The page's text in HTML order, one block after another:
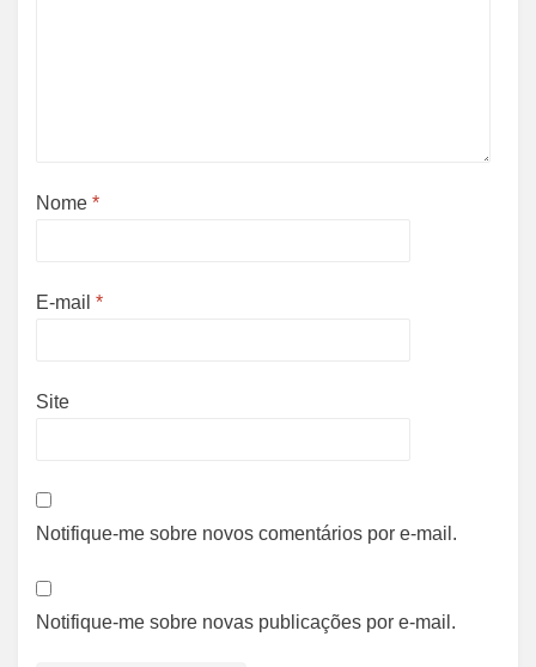
Nome *
E-mail *
Site
Notifique-me sobre novos comentários por e-mail.
Notifique-me sobre novas publicações por e-mail.